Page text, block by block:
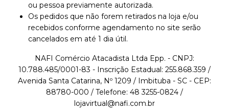
ou pessoa previamente autorizada.
Os pedidos que não forem retirados na loja e/ou
recebidos conforme agendamento no site serão
cancelados em até 1 dia útil.
NAFI Comércio Atacadista Ltda Epp. - CNPJ:
10.788.485/0001-83 - Inscrição Estadual: 255.868.359 /
Avenida Santa Catarina, Nº 1209 / Imbituba - SC - CEP:
88780-000 / Telefone: 48 3255-0824 /
lojavirtual@nafi.com.br